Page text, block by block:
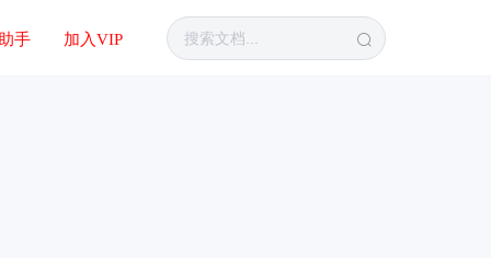
手 加入VIP